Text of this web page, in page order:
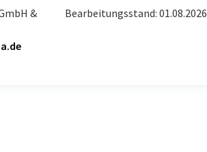
&
Bearbeitungsstand: 01.08.2026